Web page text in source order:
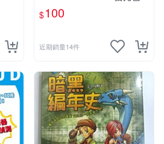
30/24按鈕&搖桿球 全4色
$100
近期銷量14件